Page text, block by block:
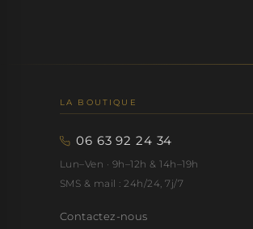
LA BOUTIQUE
06 63 92 24 34
Lun–Ven · 9h–12h & 14h–19h
SMS & mail : 24h/24, 7j/7
Contactez-nous